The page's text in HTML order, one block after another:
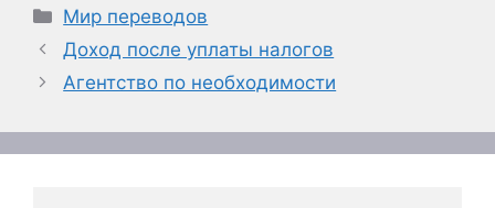
Рубрики
Мир переводов
Доход после уплаты налогов
Агентство по необходимости